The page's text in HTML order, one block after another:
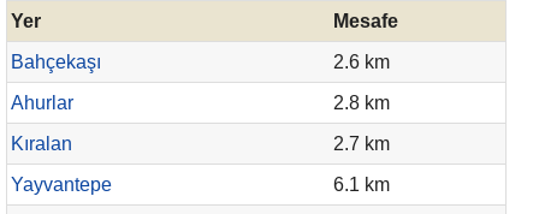
Yer
Mesafe
Bahçekaşı
2.6 km
Ahurlar
2.8 km
Kıralan
2.7 km
Yayvantepe
6.1 km